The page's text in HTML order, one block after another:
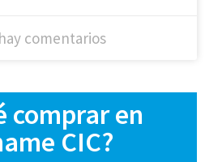
comentarios
comprar en
CIC?